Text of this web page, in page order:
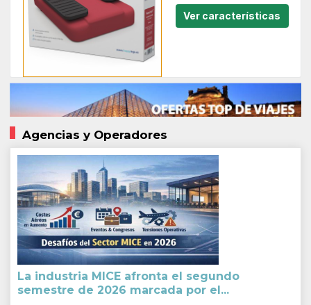
Ver características
Agencias y Operadores
La industria MICE afronta el segundo
semestre de 2026 marcada por el...